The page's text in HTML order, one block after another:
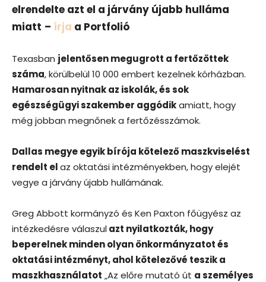
elrendelte azt el a járvány újabb hulláma
miatt – írja a Portfolió
Texasban jelentősen megugrott a fertőzöttek
száma, körülbelül 10 000 embert kezelnek kórházban.
Hamarosan nyitnak az iskolák, és sok
egészségügyi szakember aggódikamiatt, hogy
még jobban megnőnek a fertőzésszámok.
Dallas megye egyik bírója kötelező maszkviselést
rendelt elaz oktatási intézményekben, hogy elejét
vegye a járvány újabb hullámának.
Greg Abbott kormányzó és Ken Paxton főügyész az
intézkedésre válaszulazt nyilatkozták, hogy
beperelnek minden olyan önkormányzatot és
oktatási intézményt, ahol kötelezővé teszik a
maszkhasználatot „Az előre mutató út a személyes